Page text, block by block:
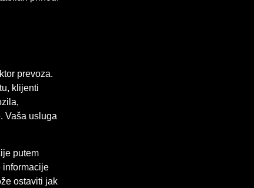
prevoza.
klijenti
Vaša usluga
putem
informacije
ostaviti jak